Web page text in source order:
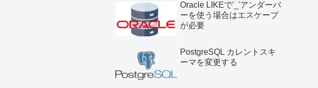
Oracle LIKEで'_'アンダーバ
ーを使う場合はエスケープ
が必要
PostgreSQL カレントスキ
ーマを変更する